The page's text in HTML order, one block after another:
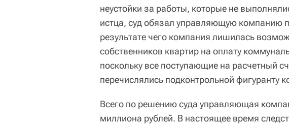
неустойки за работы, которые не
истца, суд обязал управляющую компанию
результате чего компания лишилась
собственников квартир на оплату
поскольку все поступающие на расчетный
перечислялись подконтрольной фигуранту
Всего по решению суда управляющая
миллиона рублей. В настоящее время